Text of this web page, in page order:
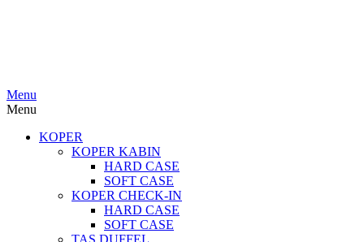
Menu
Menu
KOPER
KOPER KABIN
HARD CASE
SOFT CASE
KOPER CHECK-IN
HARD CASE
SOFT CASE